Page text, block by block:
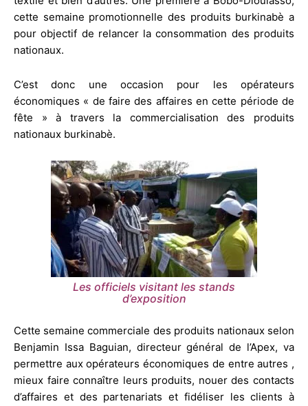
cette semaine promotionnelle des produits burkinabè a
pour objectif de relancer la consommation des produits
nationaux.
C’est donc une occasion pour les opérateurs
économiques « de faire des affaires en cette période de
fête » à travers la commercialisation des produits
nationaux burkinabè.
Les officiels visitant les stands
d’exposition
Cette semaine commerciale des produits nationaux selon
Benjamin Issa Baguian, directeur général de l’Apex, va
permettre aux opérateurs économiques de entre autres ,
mieux faire connaître leurs produits, nouer des contacts
d’affaires et des partenariats et fidéliser les clients à